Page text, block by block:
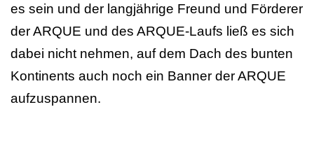
es sein und der langjährige Freund und Förderer
der ARQUE und des ARQUE-Laufs ließ es sich
dabei nicht nehmen, auf dem Dach des bunten
Kontinents auch noch ein Banner der ARQUE
aufzuspannen.